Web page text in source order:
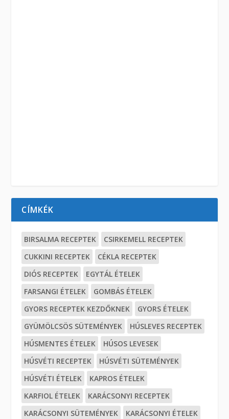
CÍMKÉK
BIRSALMA RECEPTEK
CSIRKEMELL RECEPTEK
CUKKINI RECEPTEK
CÉKLA RECEPTEK
DIÓS RECEPTEK
EGYTÁL ÉTELEK
FARSANGI ÉTELEK
GOMBÁS ÉTELEK
GYORS RECEPTEK KEZDŐKNEK
GYORS ÉTELEK
GYÜMÖLCSÖS SÜTEMÉNYEK
HÚSLEVES RECEPTEK
HÚSMENTES ÉTELEK
HÚSOS LEVESEK
HÚSVÉTI RECEPTEK
HÚSVÉTI SÜTEMÉNYEK
HÚSVÉTI ÉTELEK
KAPROS ÉTELEK
KARFIOL ÉTELEK
KARÁCSONYI RECEPTEK
KARÁCSONYI SÜTEMÉNYEK
KARÁCSONYI ÉTELEK